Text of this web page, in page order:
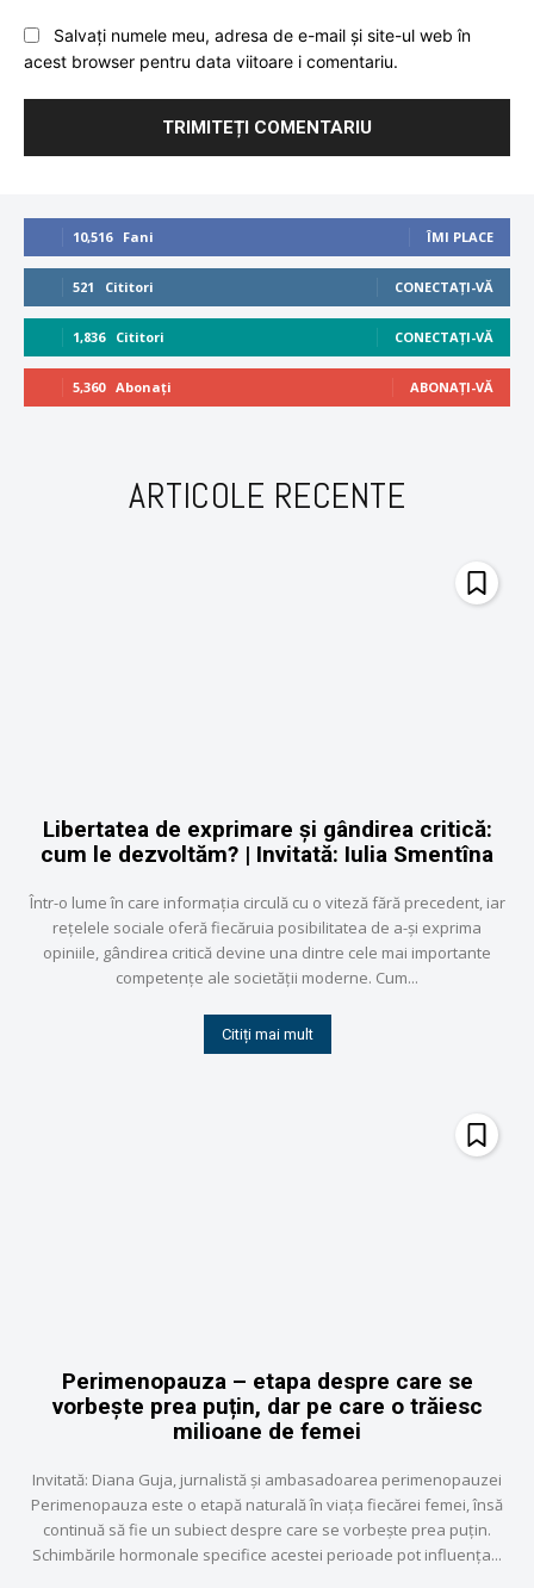
Salvați numele meu, adresa de e-mail și site-ul web în
acest browser pentru data viitoare i comentariu.
10,516 Fani ÎMI PLACE
521 Cititori CONECTAȚI-VĂ
1,836 Cititori CONECTAȚI-VĂ
5,360 Abonați ABONAȚI-VĂ
ARTICOLE RECENTE
Libertatea de exprimare și gândirea critică:
cum le dezvoltăm? | Invitată: Iulia Smentîna
Într-o lume în care informația circulă cu o viteză fără precedent, iar
rețelele sociale oferă fiecăruia posibilitatea de a-și exprima
opiniile, gândirea critică devine una dintre cele mai importante
competențe ale societății moderne. Cum...
Citiți mai mult
Perimenopauza – etapa despre care se
vorbește prea puțin, dar pe care o trăiesc
milioane de femei
Invitată: Diana Guja, jurnalistă și ambasadoarea perimenopauzei
Perimenopauza este o etapă naturală în viața fiecărei femei, însă
continuă să fie un subiect despre care se vorbește prea puțin.
Schimbările hormonale specifice acestei perioade pot influența...